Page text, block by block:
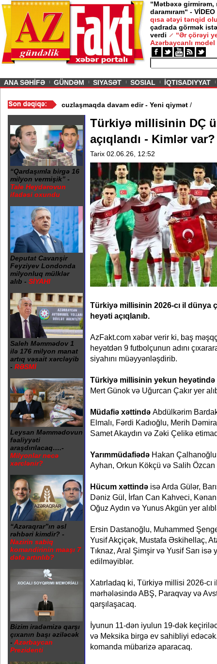
“Mətbəxə girmirəm,
daramıram“ - VİDEO
qısa ətəyi tənqid
çadrada görmək
verdi
“Ər çörəyi
Azərbaycanlı model
ANA SƏHİFƏ GÜNDƏM SIYASƏT SOSIAL İQTISADIYYAT
/Azərbaycan nefti ucuzlaşmaqda davam edir - Yeni qiymət
“Qardaşımla birgə 16
milyon vermişik” -
Tale Heydərovun
ifadəsi oxundu
Deputat Cavanşir
Feyziyev Londonda
milyonluq mülklər
alıb - SİYAHI
Saleh Məmmədov 1
ilə 176 milyon manat
artıq vəsait xərcləyib
- RƏSMİ
Leysan Məmmədovun
fəaliyyəti
araşdırılacaq….-
Milyonlar necə
xərclənir?
“Azəraqrar”ın əsl
rəhbəri kimdir? -
Nazirin sabiq
komandirinin maaşı 7
dəfə artırılıb?
Bizim iradəmizə qarşı
çıxanın başı əziləcək
- Azərbaycan
Prezidenti
Türkiyə millisinin DÇ
açıqlandı - Kimlər var?
Tarix 02.06.26, 12:52
Türkiyə millisinin 2026-cı il dünya
heyəti açıqlanıb.
AzFakt.com xəbər verir ki, baş
heyətdən 9 futbolçunun adını
siyahını müəyyənləşdirib.
Türkiyə millisinin yekun heyətində
Mert Günok və Uğurcan Çakır yer
Müdafiə xəttində Abdülkərim
Elmalı, Fərdi Kadıoğlu, Merih
Samet Akaydın və Zəki Çelikə
Yarımmüdafiədə Hakan
Ayhan, Orkun Kökçü və Salih Özcan
Hücum xəttində isə Arda Gülər,
Dəniz Gül, İrfan Can Kahveci,
Oğuz Aydın və Yunus Akgün yer
Ersin Dastanoğlu, Muhammed
Yusif Akçiçək, Mustafa Əskihellaç,
Tıknaz, Aral Şimşir və Yusif Sarı isə
edilməyiblər.
Xatırladaq ki, Türkiyə millisi 2026-cı
mərhələsində ABŞ, Paraqvay və
qarşılaşacaq.
İyunun 11-dən iyulun 19-dək
və Meksika birgə ev sahibliyi
komanda mübarizə aparacaq.